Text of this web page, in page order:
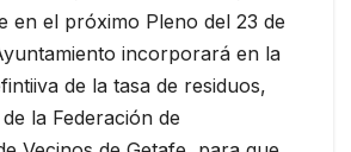
en el próximo Pleno del 23 de
incorporará en la
de la tasa de residuos,
la Federación de